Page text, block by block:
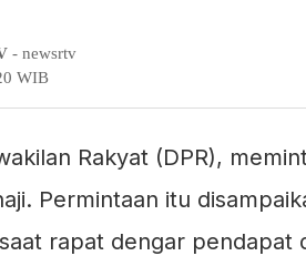
- newsrtv
WIB
Rakyat (DPR),
Permintaan itu
rapat dengar pendapat